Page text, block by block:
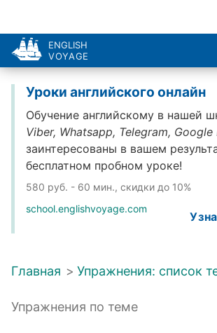
ENGLISH
VOYAGE
Уроки английского онлайн
Обучение английскому в нашей
Viber, Whatsapp, Telegram, Google
заинтересованы в вашем
бесплатном пробном уроке!
580 руб. - 60 мин., скидки до 10%
school.englishvoyage.com
Главная > Упражнения: список
Упражнения по теме